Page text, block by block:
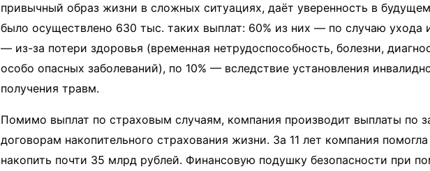
привычный образ жизни в сложных ситуациях, даёт уверенность в
было осуществлено 630 тыс. таких выплат: 60% из них — по случаю ухода
— из-за потери здоровья (временная нетрудоспособность, болезни,
особо опасных заболеваний), по 10% — вследствие установления
получения травм.
Помимо выплат по страховым случаям, компания производит выплаты по
договорам накопительного страхования жизни. За 11 лет компания
накопить почти 35 млрд рублей. Финансовую подушку безопасности при